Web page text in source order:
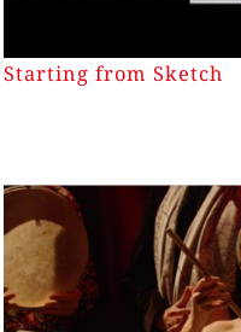
Starting from Sketch